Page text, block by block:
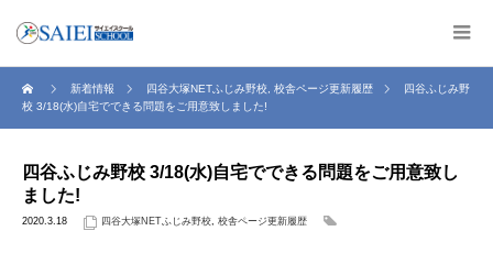
新着情報 四谷大塚NETふじみ野校 校舎ページ更新履歴
四谷ふじみ野
校 3/18(水)自宅でできる問題をご用意致しました!
四谷ふじみ野校 3/18(水)自宅でできる問題をご用意致し
ました!
2020.3.18 四谷大塚NETふじみ野校, 校舎ページ更新履歴